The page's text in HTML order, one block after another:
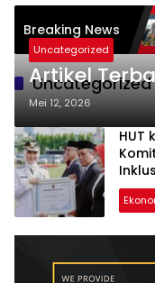
Breaking News
dan Orang Tua
Anak
Uncategorized
Uncategorized
Artikel
Mei 12, 2026
HUT